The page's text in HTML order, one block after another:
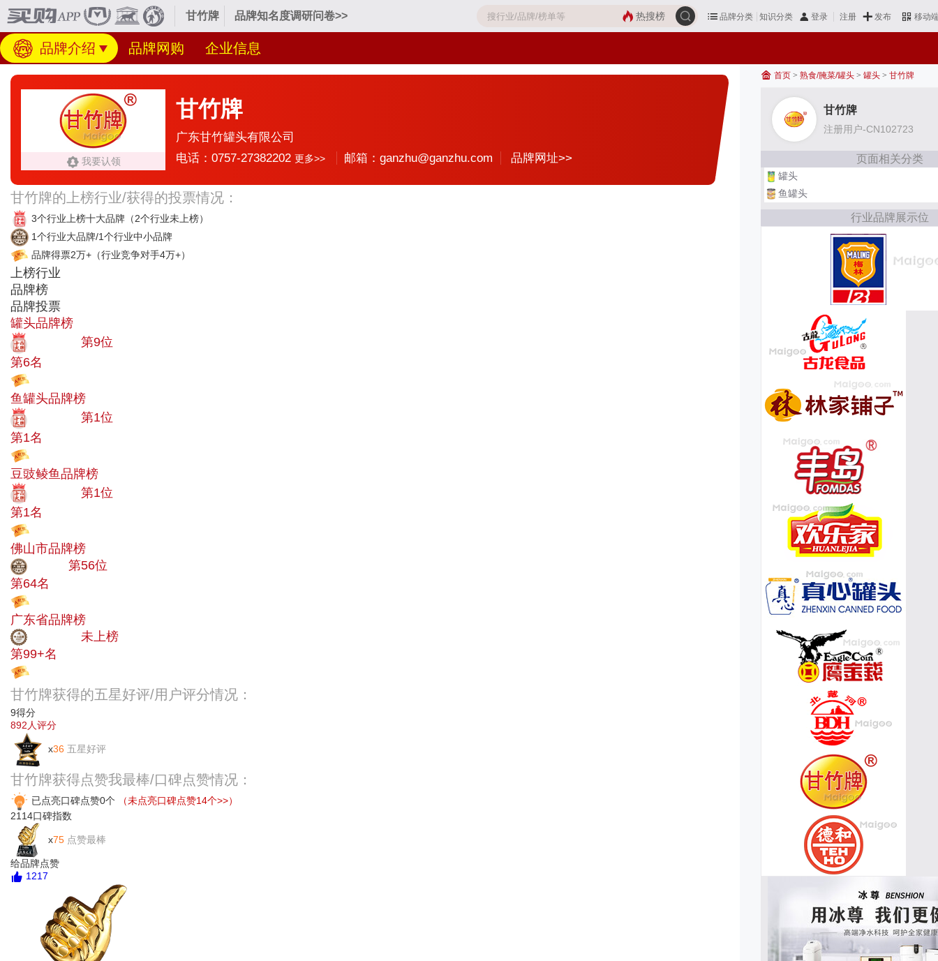
甘竹牌 品牌知名度调研问卷>> 品牌分类 知识分类 登录 注册 发布 移动
热搜榜
品牌介绍 品牌网购 企业信息
我要认领
甘竹牌
广东甘竹罐头有限公司
电话：0757-27382202 更多>> 邮箱：ganzhu@ganzhu.com 品牌网址>>
甘竹牌的上榜行业/获得的投票情况：
3个行业上榜十大品牌 （2个行业未上榜）
1个行业大品牌/1个行业中小品牌
品牌得票2万+ （行业竞争对手4万+）
上榜行业
品牌榜
品牌投票
罐头品牌榜
第9位
第6名
鱼罐头品牌榜
第1位
第1名
豆豉鲮鱼品牌榜
第1位
第1名
佛山市品牌榜
第56位
第64名
广东省品牌榜
未上榜
第99+名
甘竹牌获得的五星好评/用户评分情况：
9得分
892 人评分
x36 五星好评
甘竹牌获得点赞我最棒/口碑点赞情况：
已点亮口碑点赞0个
（未点亮口碑点赞14个>>）
2114口碑指数
x75 点赞最棒
给品牌点赞
1217
首页 > 熟食/腌菜/罐头 > 罐头 > 甘竹牌
甘竹牌
注册用户-CN102723
页面相关分类
罐头
鱼罐头
行业品牌展示位